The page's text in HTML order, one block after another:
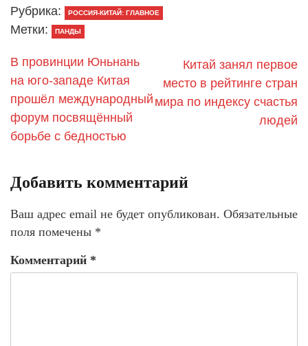
Рубрика: РОССИЯ-КИТАЙ: ГЛАВНОЕ
Метки: ПАНДЫ
В провинции Юньнань
на юго-западе Китая
прошёл международный
форум посвящённый
борьбе с бедностью
Китай занял первое
место в рейтинге стран
мира по индексу счастья
людей
Добавить комментарий
Ваш адрес email не будет опубликован. Обязательные
поля помечены *
Комментарий *